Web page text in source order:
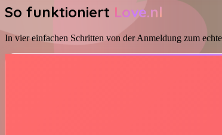
So funktioniert Love.nl
In vier einfachen Schritten von der Anmeldung zum